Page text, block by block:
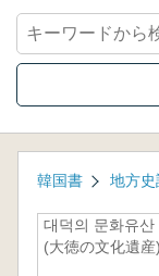
韓国書 地方史
대덕의 문화유산
(大徳の文化遺産)